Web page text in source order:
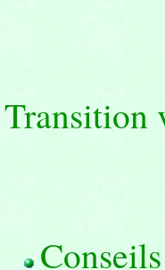
Transition